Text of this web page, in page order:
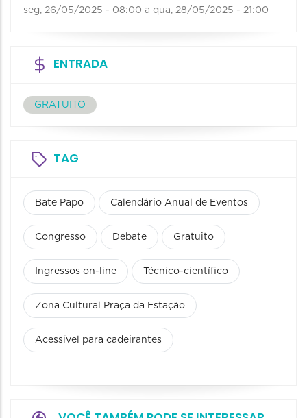
seg, 26/05/2025 - 08:00 a qua, 28/05/2025 - 21:00
ENTRADA
GRATUITO
TAG
Bate Papo Calendário Anual de Eventos
Congresso Debate Gratuito
Ingressos on-line Técnico-científico
Zona Cultural Praça da Estação
Acessível para cadeirantes